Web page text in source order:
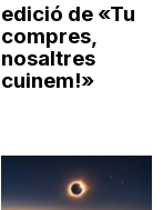
edició de «Tu
compres,
nosaltres
cuinem!»